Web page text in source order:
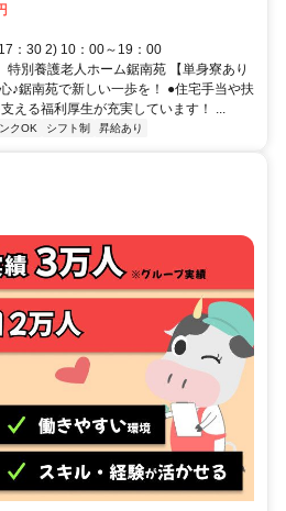
：30 2) 10：00～19：00
特別養護老人ホーム鋸南苑 【単身寮あり
♪鋸南苑で新しい一歩を！ ●住宅手当や扶
える福利厚生が充実しています！ ...
クOK シフト制 昇給あり